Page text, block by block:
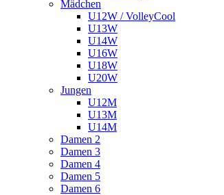
Mädchen
U12W / VolleyCool
U13W
U14W
U16W
U18W
U20W
Jungen
U12M
U13M
U14M
Damen 2
Damen 3
Damen 4
Damen 5
Damen 6